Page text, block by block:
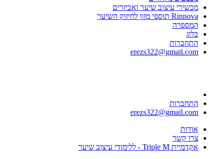
מכשירי עיצוב שיער ואביזרים
Rinnova תוספי מזון לחיזוק השיער
המספרה
בלוג
התחברות
erezs322@gmail.com
התחברות
erezs322@gmail.com
אודות
צרו קשר
אקדמיית Triple M - ללימודי עיצוב שיער